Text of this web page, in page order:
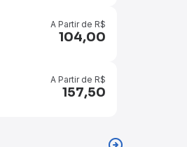
A Partir de R$
104,00
A Partir de R$
157,50